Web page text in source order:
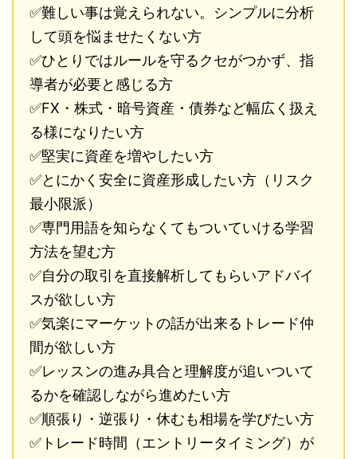
✅難しい事は覚えられない。シンプルに分析
して頭を悩ませたくない方
✅ひとりではルールを守るクセがつかず、指
導者が必要と感じる方
✅FX・株式・暗号資産・債券など幅広く扱え
る様になりたい方
✅堅実に資産を増やしたい方
✅とにかく安全に資産形成したい方（リスク
最小限派）
✅専門用語を知らなくてもついていける学習
方法を望む方
✅自分の取引を直接解析してもらいアドバイ
スが欲しい方
✅気楽にマーケットの話が出来るトレード仲
間が欲しい方
✅レッスンの進み具合と理解度が追いついて
るかを確認しながら進めたい方
✅順張り・逆張り・休むも相場を学びたい方
✅トレード時間（エントリータイミング）が